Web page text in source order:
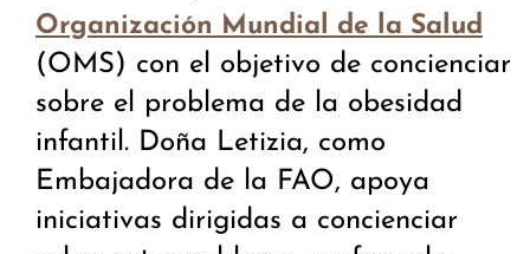
Organización Mundial de la Salud
(OMS) con el objetivo de concienciar
sobre el problema de la obesidad
infantil. Doña Letizia, como
Embajadora de la FAO, apoya
iniciativas dirigidas a concienciar